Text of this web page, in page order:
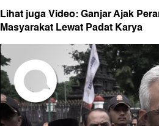
Lihat juga Video: Ganjar Ajak
Masyarakat Lewat Padat Karya